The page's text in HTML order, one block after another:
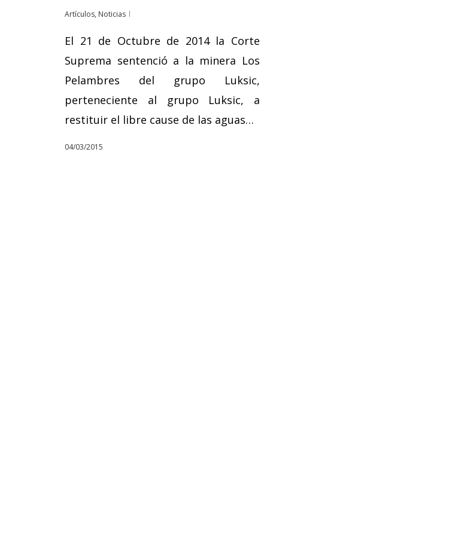
Artículos, Noticias
El 21 de Octubre de 2014 la Corte
Suprema sentenció a la minera Los
Pelambres del grupo Luksic,
perteneciente al grupo Luksic, a
restituir el libre cause de las aguas…
04/03/2015